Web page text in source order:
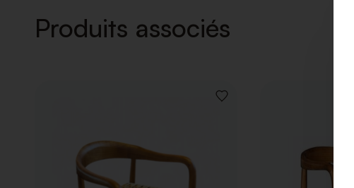
Produits associés
AJOUTER